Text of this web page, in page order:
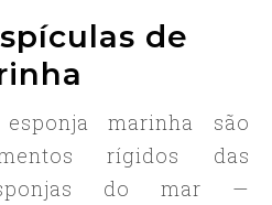
de
marinha são
rígidos das
do mar —